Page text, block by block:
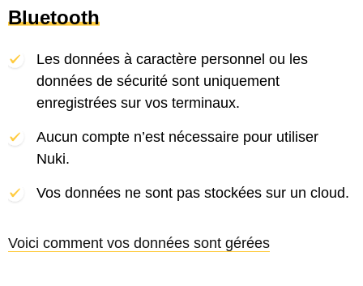
Bluetooth
Les données à caractère personnel ou les
données de sécurité sont uniquement
enregistrées sur vos terminaux.
Aucun compte n’est nécessaire pour utiliser
Nuki.
Vos données ne sont pas stockées sur un cloud.
Voici comment vos données sont gérées